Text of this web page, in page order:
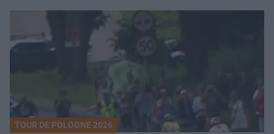
TOUR DE POLOGNE 2026